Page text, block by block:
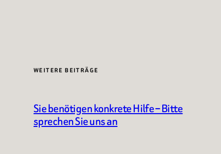
WEITERE BEITRÄGE
Sie benötigen konkrete Hilfe – Bitte
sprechen Sie uns an